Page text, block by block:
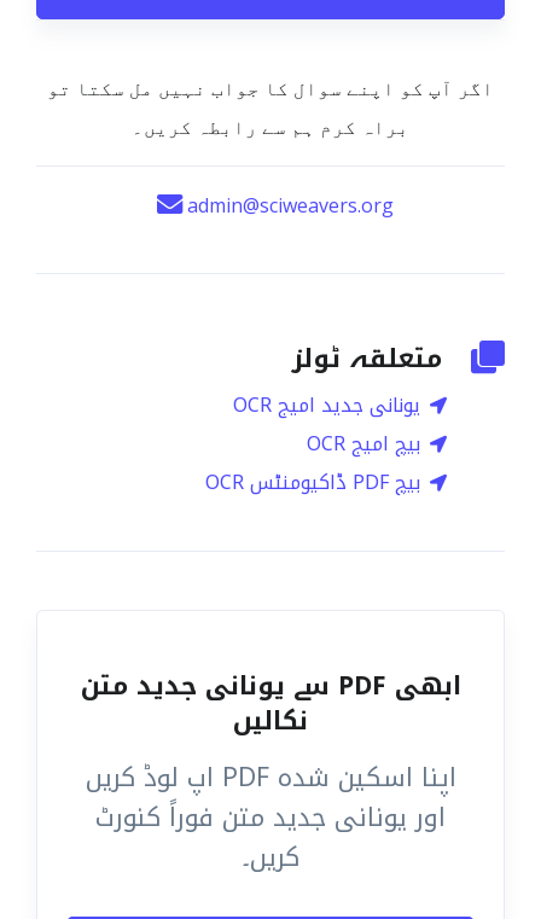
اگر آپ کو اپنے سوال کا جواب نہیں مل سکتا تو
براہ کرم ہم سے رابطہ کریں۔
admin@sciweavers.org
متعلقہ ٹولز
یونانی جدید امیج OCR
بیچ امیج OCR
بیچ PDF ڈاکیومنٹس OCR
ابھی PDF سے یونانی جدید متن
نکالیں
اپنا اسکین شدہ PDF اپ لوڈ کریں
اور یونانی جدید متن فوراً کنورٹ
کریں۔